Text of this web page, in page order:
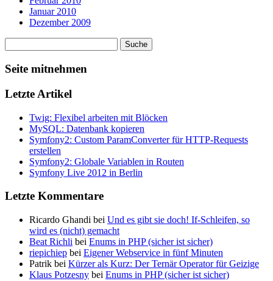
Januar 2010
Dezember 2009
Seite mitnehmen
Letzte Artikel
Twig: Flexibel arbeiten mit Blöcken
MySQL: Datenbank kopieren
Symfony2: Custom ParamConverter für HTTP-Requests
erstellen
Symfony2: Globale Variablen in Routen
Symfony Live 2012 in Berlin
Letzte Kommentare
Ricardo Ghandi bei Und es gibt sie doch! If-Schleifen, so
wird es (nicht) gemacht
Beat Richli bei Enums in PHP (sicher ist sicher)
riepichiep bei Eigener Webservice in fünf Minuten
Patrik bei Kürzer als Kurz: Der Ternär Operator für Geizige
Klaus Potzesny bei Enums in PHP (sicher ist sicher)